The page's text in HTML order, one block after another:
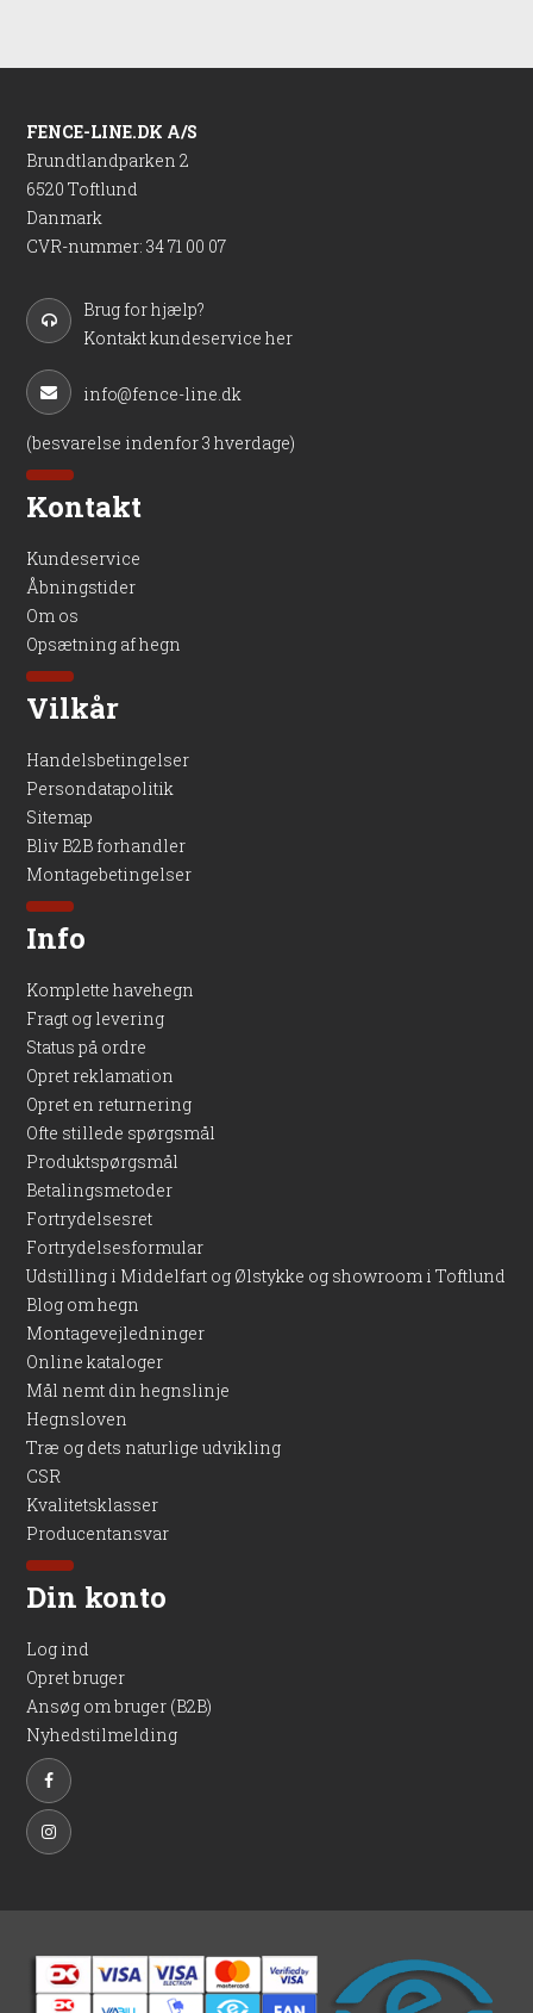
FENCE-LINE.DK A/S
Brundtlandparken 2
6520 Toftlund
Danmark
CVR-nummer: 34 71 00 07
Brug for hjælp?
Kontakt kundeservice her
info@fence-line.dk
(besvarelse indenfor 3 hverdage)
Kontakt
Kundeservice
Åbningstider
Om os
Opsætning af hegn
Vilkår
Handelsbetingelser
Persondatapolitik
Sitemap
Bliv B2B forhandler
Montagebetingelser
Info
Komplette havehegn
Fragt og levering
Status på ordre
Opret reklamation
Opret en returnering
Ofte stillede spørgsmål
Produktspørgsmål
Betalingsmetoder
Fortrydelsesret
Fortrydelsesformular
Udstilling i Middelfart og Ølstykke og showroom i Toftlund
Blog om hegn
Montagevejledninger
Online kataloger
Mål nemt din hegnslinje
Hegnsloven
Træ og dets naturlige udvikling
CSR
Kvalitetsklasser
Producentansvar
Din konto
Log ind
Opret bruger
Ansøg om bruger (B2B)
Nyhedstilmelding